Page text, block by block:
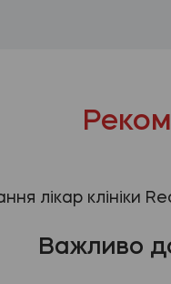
лікар клініки
Важливо